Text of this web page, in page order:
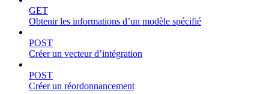
GET
Obtenir les informations d’un modèle spécifié
POST
Créer un vecteur d’intégration
POST
Créer un réordonnancement